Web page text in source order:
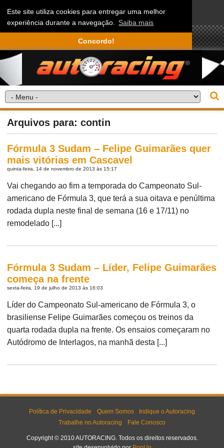
Este site utiliza cookies para entregar uma melhor
experiência durante a navegação. Saiba mais
Concordo!
Arquivos para: contin
Fórmula 3 Sudam – Felipe Guimarães quer
mais vitórias em Cascavel
quinta-feira, 14 de novembro de 2013 às 15:17
Vai chegando ao fim a temporada do Campeonato Sul-
americano de Fórmula 3, que terá a sua oitava e penúltima
rodada dupla neste final de semana (16 e 17/11) no
remodelado [...]
Fórmula 3 Sudam – Líder, Felipe Guimarães
começa na frente
sexta-feira, 19 de julho de 2013 às 16:03
Líder do Campeonato Sul-americano de Fórmula 3, o
brasiliense Felipe Guimarães começou os treinos da
quarta rodada dupla na frente. Os ensaios começaram no
Autódromo de Interlagos, na manhã desta [...]
Política de Privacidade Quem Somos
Indique o Autoracing
Trabalhe no Autoracing
Fale Conosco
Copyright © 2010 AUTORACING. Todos os direitos reservados.